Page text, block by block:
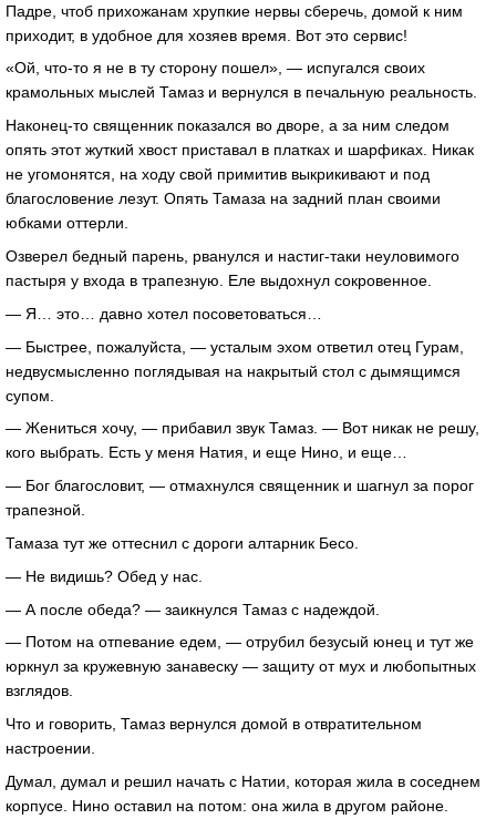
Падре, чтоб прихожанам хрупкие нервы сберечь, домой к ним
приходит, в удобное для хозяев время. Вот это сервис!
«Ой, что-то я не в ту сторону пошел», — испугался своих
крамольных мыслей Тамаз и вернулся в печальную реальность.
Наконец-то священник показался во дворе, а за ним следом
опять этот жуткий хвост приставал в платках и шарфиках. Никак
не угомонятся, на ходу свой примитив выкрикивают и под
благословение лезут. Опять Тамаза на задний план своими
юбками оттерли.
Озверел бедный парень, рванулся и настиг-таки неуловимого
пастыря у входа в трапезную. Еле выдохнул сокровенное.
— Я… это… давно хотел посоветоваться…
— Быстрее, пожалуйста, — усталым эхом ответил отец Гурам,
недвусмысленно поглядывая на накрытый стол с дымящимся
супом.
— Жениться хочу, — прибавил звук Тамаз. — Вот никак не решу,
кого выбрать. Есть у меня Натия, и еще Нино, и еще…
— Бог благословит, — отмахнулся священник и шагнул за порог
трапезной.
Тамаза тут же оттеснил с дороги алтарник Бесо.
— Не видишь? Обед у нас.
— А после обеда? — заикнулся Тамаз с надеждой.
— Потом на отпевание едем, — отрубил безусый юнец и тут же
юркнул за кружевную занавеску — защиту от мух и любопытных
взглядов.
Что и говорить, Тамаз вернулся домой в отвратительном
настроении.
Думал, думал и решил начать с Натии, которая жила в соседнем
корпусе. Нино оставил на потом: она жила в другом районе.